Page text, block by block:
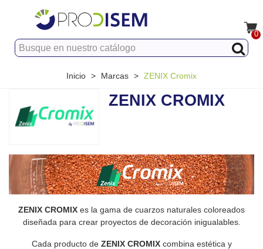
0
Inicio > Marcas > ZENIX Cromix
ZENIX CROMIX
ZENIX CROMIX es la gama de cuarzos naturales coloreados
diseñada para crear proyectos de decoración inigualables.
Cada producto de ZENIX CROMIXcombina estética y